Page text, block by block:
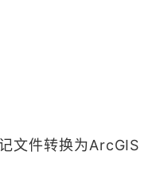
文件转换为ArcGIS